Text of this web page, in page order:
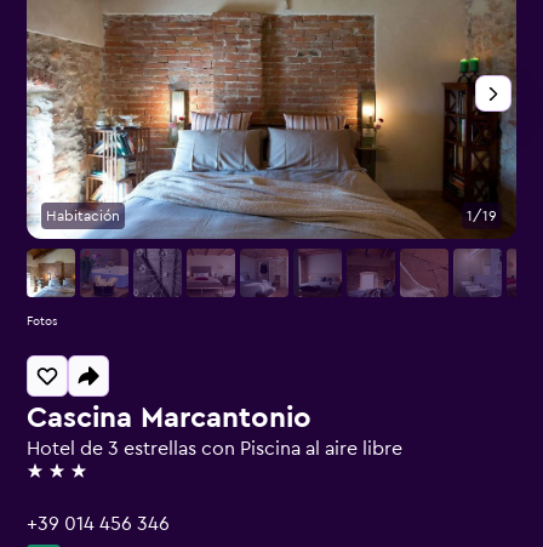
Cascina Marcantonio
Hotel de 3 estrellas con Piscina al aire libre
3 estrellas
+39 014 456 346
Habitación 1/19
Fotos